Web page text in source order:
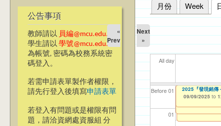
公告事項
教師請以 員編@mcu.edu.tw
學生請以 學號@mcu.edu.tw
為帳號, 密碼為校務系統密
碼登入。
若需申請表單製作者權限，
請先行登入後填寫申請表單
若登入有問題或是權限有問
題，請洽資網處資服組 分
主要索引標籤
月份 Week
«
Prev
Next
»
All day
Before 01
01
【資網處】
整合系統～表單
我愛銘傳我愛養
校區)
【財務處】工讀
11/12/2021 to
【財務處】漏打
錄
114
04/
114
02/
114
03/
【學
07/
114
09/
商品
11/
教務
11/
114
02/
【教學暨學習資
Learning
【教學暨學習資
Learning
2025『發現銘傳
09/09/2025 to